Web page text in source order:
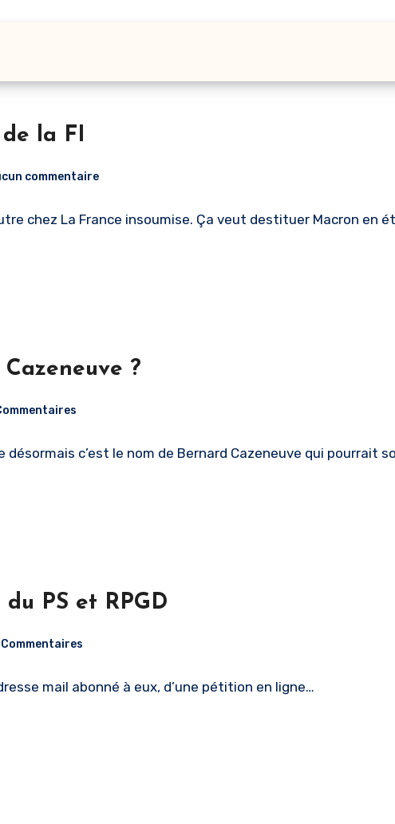
la FI
commentaire
chez La France insoumise. Ça veut destituer Macron en
?
désormais c’est le nom de Bernard Cazeneuve qui pourrait
PS et RPGD
Commentaires
mail abonné à eux, d’une pétition en ligne…